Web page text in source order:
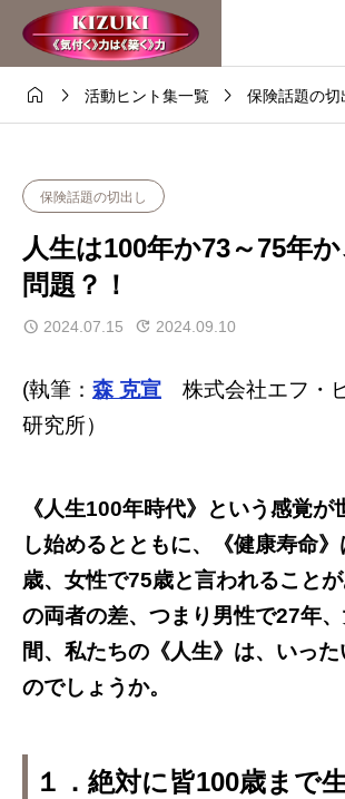
  活動ヒント集一覧  保険話題の切
保険話題の切出し
人生は100年か73～75年
問題？！
2024.07.15 2024.09.10
(執筆： 森 克宣 株式会社エフ・
研究所）
《人生100年時代》という感覚が
し始めるとともに、《健康寿命
歳、女性で75歳と言われること
の両者の差、つまり男性で27年
間、私たちの《人生》は、いっ
のでしょうか。
１．絶対に皆100歳まで
これはデモストアです — 注文は出来ま